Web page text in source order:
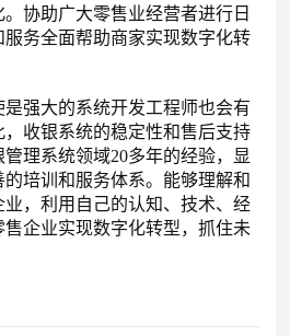
协助广大零售业经营者进行日
务全面帮助商家实现数字化转
强大的系统开发工程师也会有
收银系统的稳定性和售后支持
理系统领域20多年的经验，显
培训和服务体系。能够理解和
，利用自己的认知、技术、经
企业实现数字化转型，抓住未